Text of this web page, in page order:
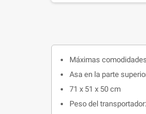
Máximas
Asa en la parte
71 x 51 x 50 cm
Peso del transportador: